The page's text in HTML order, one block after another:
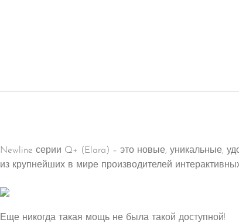
Newline серии Q+ (Elara) – это новые, уникальные,
из крупнейших в мире производителей
Еще никогда такая мощь не была такой доступной!